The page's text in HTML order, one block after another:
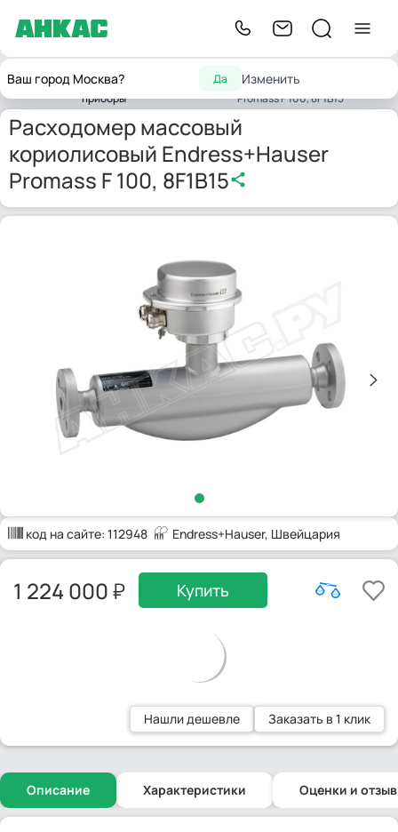
Ваш город Москва? Да Изменить
Главнаяизмерительные
приборы
Расходомеры
кориолисовый Endress+Hauser
Promass F 100, 8F1B15
Расходомер массовый
кориолисовый Endress+Hauser
Promass F 100, 8F1B15
код на сайте: 112948 Endress+Hauser, Швейцария
1 224 000 Купить
Нашли дешевле Заказать в 1 клик
Описание Характеристики Оценки и